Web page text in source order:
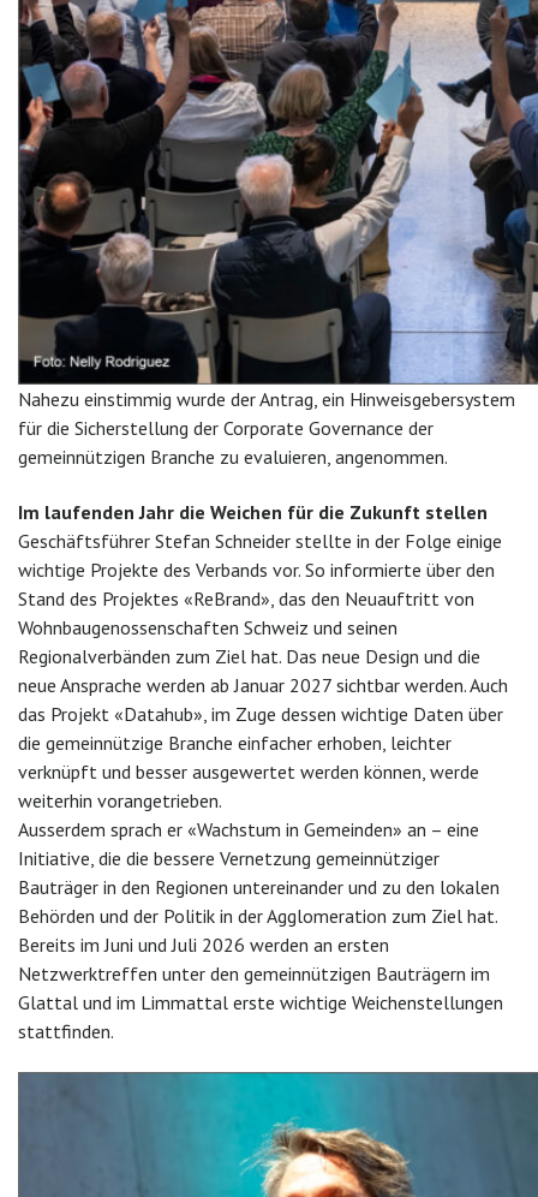
Nahezu einstimmig wurde der Antrag, ein Hinweisgebersystem
für die Sicherstellung der Corporate Governance der
gemeinnützigen Branche zu evaluieren, angenommen.
Im laufenden Jahr die Weichen für die Zukunft stellen
Geschäftsführer Stefan Schneider stellte in der Folge einige
wichtige Projekte des Verbands vor. So informierte über den
Stand des Projektes «ReBrand», das den Neuauftritt von
Wohnbaugenossenschaften Schweiz und seinen
Regionalverbänden zum Ziel hat. Das neue Design und die
neue Ansprache werden ab Januar 2027 sichtbar werden. Auch
das Projekt «Datahub», im Zuge dessen wichtige Daten über
die gemeinnützige Branche einfacher erhoben, leichter
verknüpft und besser ausgewertet werden können, werde
weiterhin vorangetrieben.
Ausserdem sprach er «Wachstum in Gemeinden» an – eine
Initiative, die die bessere Vernetzung gemeinnütziger
Bauträger in den Regionen untereinander und zu den lokalen
Behörden und der Politik in der Agglomeration zum Ziel hat.
Bereits im Juni und Juli 2026 werden an ersten
Netzwerktreffen unter den gemeinnützigen Bauträgern im
Glattal und im Limmattal erste wichtige Weichenstellungen
stattfinden.